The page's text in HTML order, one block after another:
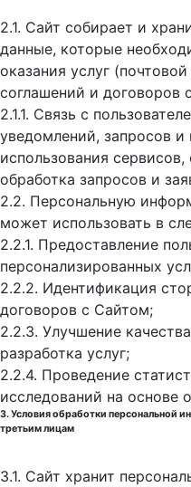
2.1. Сайт собирает и
данные, которые
оказания услуг
соглашений и договоров
2.1.1. Связь с
уведомлений, запросов
использования
обработка запросов и
2.2. Персональную
может использовать в
2.2.1. Предоставление
персонализированных
2.2.2. Идентификация
договоров с Сайтом;
2.2.3. Улучшение
разработка услуг;
2.2.4. Проведение
исследований на основе
3. Условия обработки персональной
третьим лицам
3.1. Сайт хранит